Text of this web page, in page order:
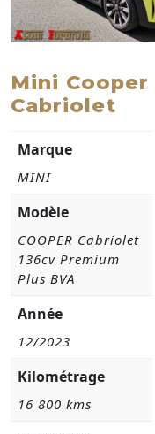
Mini Cooper
Cabriolet
Marque
MINI
Modèle
COOPER Cabriolet
136cv Premium
Plus BVA
Année
12/2023
Kilométrage
16 800 kms